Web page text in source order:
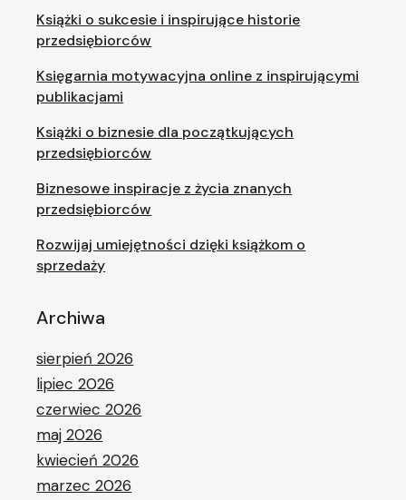
Książki o sukcesie i inspirujące historie
przedsiębiorców
Księgarnia motywacyjna online z inspirującymi
publikacjami
Książki o biznesie dla początkujących
przedsiębiorców
Biznesowe inspiracje z życia znanych
przedsiębiorców
Rozwijaj umiejętności dzięki książkom o
sprzedaży
Archiwa
sierpień 2026
lipiec 2026
czerwiec 2026
maj 2026
kwiecień 2026
marzec 2026